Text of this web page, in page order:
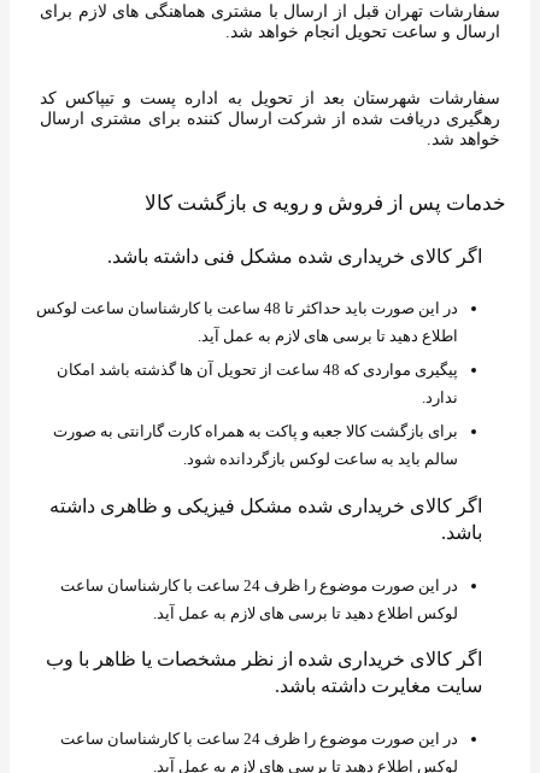
سفارشات تهران قبل از ارسال با مشتری هماهنگی های لازم برای
ارسال و ساعت تحویل انجام خواهد شد.
سفارشات شهرستان بعد از تحویل به اداره پست و تیپاکس کد
رهگیری دریافت شده از شرکت ارسال کننده برای مشتری ارسال
خواهد شد.
خدمات پس از فروش و رویه ی بازگشت کالا
اگر کالای خریداری شده مشکل فنی داشته باشد.
در این صورت باید حداکثر تا 48 ساعت با کارشناسان ساعت لوکس
اطلاع دهید تا برسی های لازم به عمل آید.
پیگیری مواردی که 48 ساعت از تحویل آن ها گذشته باشد امکان
ندارد.
برای بازگشت کالا جعبه و پاکت به همراه کارت گارانتی به صورت
سالم باید به ساعت لوکس بازگردانده شود.
اگر کالای خریداری شده مشکل فیزیکی و ظاهری داشته
باشد.
در این صورت موضوع را ظرف 24 ساعت با کارشناسان ساعت
لوکس اطلاع دهید تا برسی های لازم به عمل آید.
اگر کالای خریداری شده از نظر مشخصات یا ظاهر با وب
سایت مغایرت داشته باشد.
در این صورت موضوع را ظرف 24 ساعت با کارشناسان ساعت
لوکس اطلاع دهید تا برسی های لازم به عمل آید.